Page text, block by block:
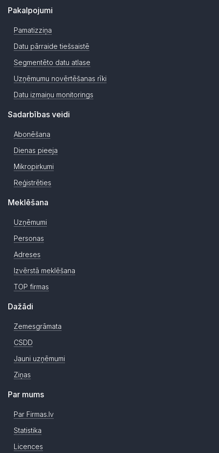
Pakalpojumi
Pamatizziņa
Datu pārraide tiešsaistē
Segmentēto datu atlase
Uzņēmumu novērtēšanas rīki
Datu izmaiņu monitorings
Sadarbības veidi
Abonēšana
Dienas pieeja
Mikropirkumi
Reģistrēties
Meklēšana
Uzņēmumi
Personas
Adreses
Izvērstā meklēšana
TOP firmas
Dažādi
Zemesgrāmata
CSDD
Jauni uzņēmumi
Ziņas
Par mums
Par Firmas.lv
Statistika
Licences